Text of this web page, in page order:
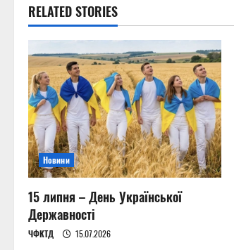
t
n
a
v
i
g
a
t
RELATED STORIES
Новини
15 липня – День Української
Державності
ЧФКТД 15.07.2026